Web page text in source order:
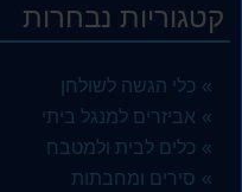
6.00 ₪
קטגוריות נבחרות
כלי הגשה לשולחן
אביזרים למנגל ביתי
כלים לבית ולמטבח
סירים ומחבתות